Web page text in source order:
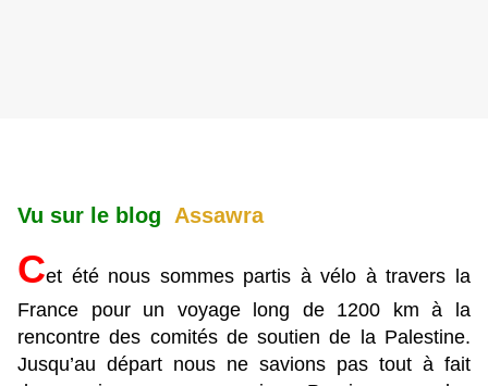
Vu sur le blog Assawra
Cet été nous sommes partis à vélo à travers la
France pour un voyage long de 1200 km à la
rencontre des comités de soutien de la Palestine.
Jusqu’au départ nous ne savions pas tout à fait